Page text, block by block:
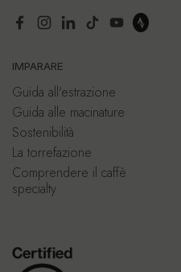
Facebook
Instagram
LinkedIn
TikTokYouTube
IMPARARE
Guida all'estrazione
Guida alle macinature
Sostenibilità
La torrefazione
Comprendere il caffè
specialty